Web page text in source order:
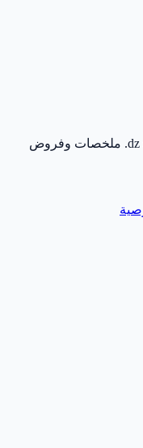
المصدر الأول للنجاح في dzexams و dz exam. ملخصات وفروض